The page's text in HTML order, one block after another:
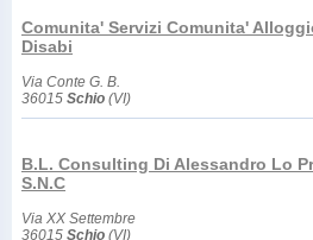
Comunita' Servizi Comunita'
Disabi
Via Conte G. B.
36015 Schio (VI)
B.L. Consulting Di Alessandro Lo
S.N.C
Via XX Settembre
36015 Schio (VI)